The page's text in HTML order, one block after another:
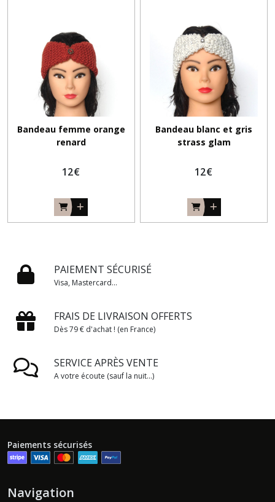
Bandeau femme orange
renard
12€
Bandeau blanc et gris
strass glam
12€
PAIEMENT SÉCURISÉ
Visa, Mastercard...
FRAIS DE LIVRAISON OFFERTS
Dès 79 € d'achat ! (en France)
SERVICE APRÈS VENTE
A votre écoute (sauf la nuit...)
Paiements sécurisés
Navigation